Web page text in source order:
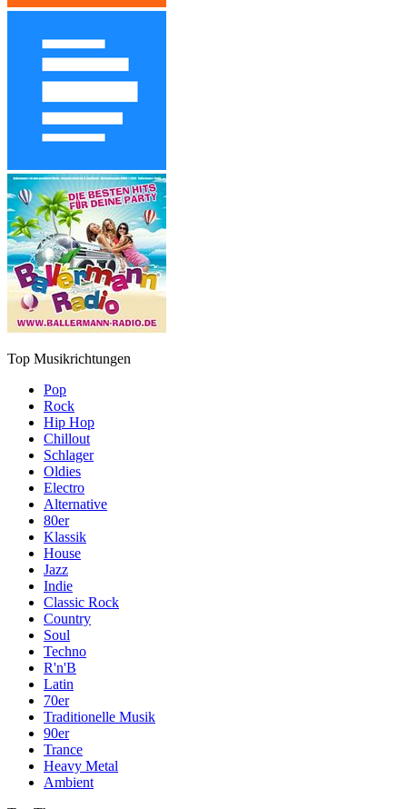
Top Musikrichtungen
Pop
Rock
Hip Hop
Chillout
Schlager
Oldies
Electro
Alternative
80er
Klassik
House
Jazz
Indie
Classic Rock
Country
Soul
Techno
R'n'B
Latin
70er
Traditionelle Musik
90er
Trance
Heavy Metal
Ambient